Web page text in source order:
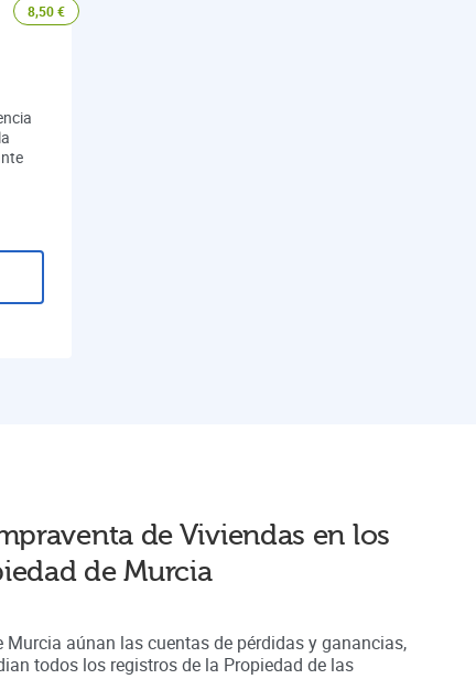
8,50€
de Viviendas en los
deMurcia
Murcia aúnan las cuentas de pérdidas y ganancias,
todos los registrosde la Propiedad de las